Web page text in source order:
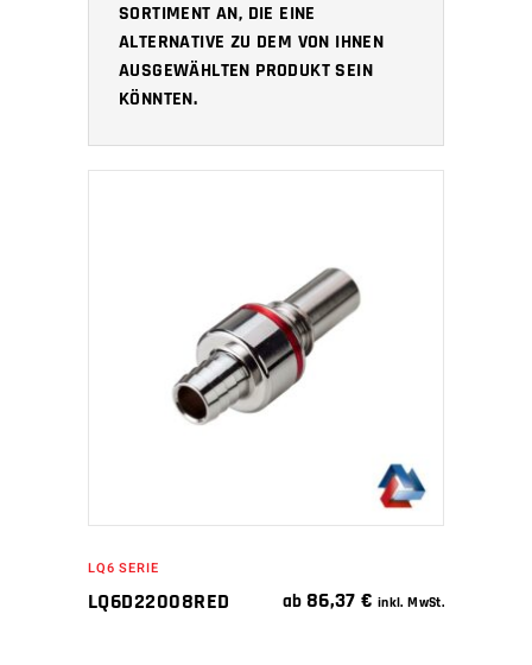
SORTIMENT AN, DIE EINE
ALTERNATIVE ZU DEM VON IHNEN
AUSGEWÄHLTEN PRODUKT SEIN
KÖNNTEN.
IN DEN WARENKORB
LQ6 SERIE
LQ6D22008RED ab 86,37€ inkl. MwSt.